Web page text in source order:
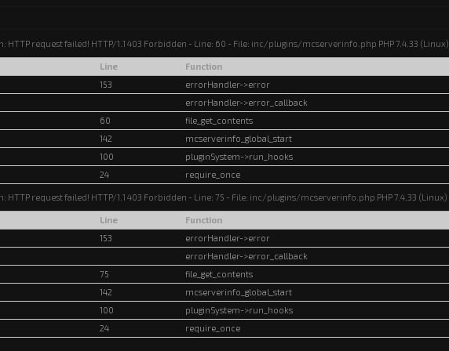
request failed! HTTP/1.1 403 Forbidden - Line: 60 - File: inc/plugins/mcserverinfo.php PHP 7.4.33 (Linux)
Line
Function
153
errorHandler->error
errorHandler->error_callback
60
file_get_contents
142
mcserverinfo_global_start
100
pluginSystem->run_hooks
24 require_once
request failed! HTTP/1.1 403 Forbidden - Line: 75 - File: inc/plugins/mcserverinfo.php PHP 7.4.33 (Linux)
Line
Function
153
errorHandler->error
errorHandler->error_callback
75
file_get_contents
142
mcserverinfo_global_start
100
pluginSystem->run_hooks
24 require_once